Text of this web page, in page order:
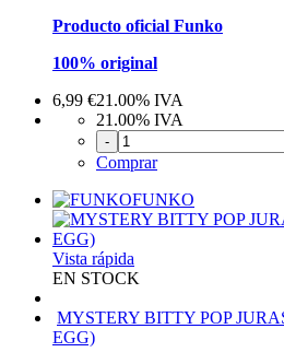
Producto oficial Funko
100% original
6,99 €21.00% IVA
21.00% IVA
-
Comprar
FUNKO
Vista rápida
EN STOCK
MYSTERY BITTY POP
EGG)